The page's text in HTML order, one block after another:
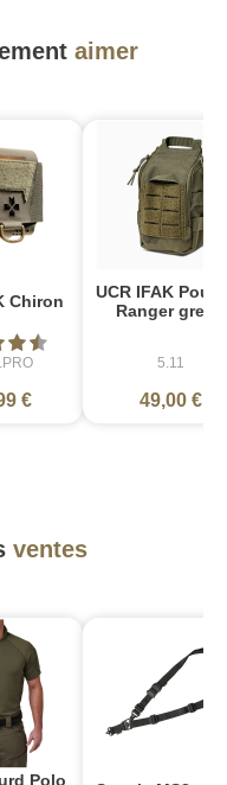
aimer
Chiron
€
UCR IFAK
Ranger green
5.11
49,00 €
ventes
Polo